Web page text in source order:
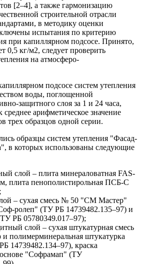
[2–4], а также гармонизацию
строительной отрасли
в методику оценки
испытания по критерию
при капиллярном подсосе. Принято,
0,5 кг/м2, следует проверить
на атмосферо-
подсосе систем утепления
воды, поглощенной
защитного слоя за 1 и 24 часа,
среднее арифметическое значение
трех образцов одной серии.
образцы систем утепления "Фасад-
в которых использованы следующие
слой – плита минераловатная FAS-
плита пенополистирольная ПСБ-С
– сухая смесь № 50 "СМ Мастер"
ролеп" (ТУ РБ 14739482.135–97) и
РБ 05780349.017–97);
слой – сухая штукатурная смесь
полимерминеральная штукатурка
14739482.134–97), краска
"Софрамап" (ТУ